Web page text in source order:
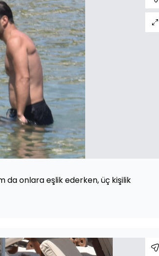
da onlara eşlik ederken, üç kişilik